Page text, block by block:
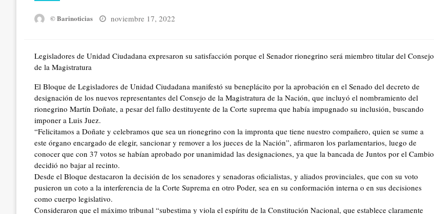
© Barinoticias
Posted
noviembre 17, 2022
Legisladores de Unidad Ciudadana expresaron su satisfacción porque el Senador rionegrino será miembro titular del Consejo
de la Magistratura
El Bloque de Legisladores de Unidad Ciudadana manifestó su beneplácito por la aprobación en el Senado del decreto de
designación de los nuevos representantes del Consejo de la Magistratura de la Nación, que incluyó el nombramiento del
rionegrino Martín Doñate, a pesar del fallo destituyente de la Corte suprema que había impugnado su inclusión, buscando
imponer a Luis Juez.
“Felicitamos a Doñate y celebramos que sea un rionegrino con la impronta que tiene nuestro compañero, quien se sume a
este órgano encargado de elegir, sancionar y remover a los jueces de la Nación”, afirmaron los parlamentarios, luego de
conocer que con 37 votos se habían aprobado por unanimidad las designaciones, ya que la bancada de Juntos por el Cambio
decidió no bajar al recinto.
Desde el Bloque destacaron la decisión de los senadores y senadoras oficialistas, y aliados provinciales, que con su voto
pusieron un coto a la interferencia de la Corte Suprema en otro Poder, sea en su conformación interna o en sus decisiones
como cuerpo legislativo.
Consideraron que el máximo tribunal “subestima y viola el espíritu de la Constitución Nacional, que establece claramente